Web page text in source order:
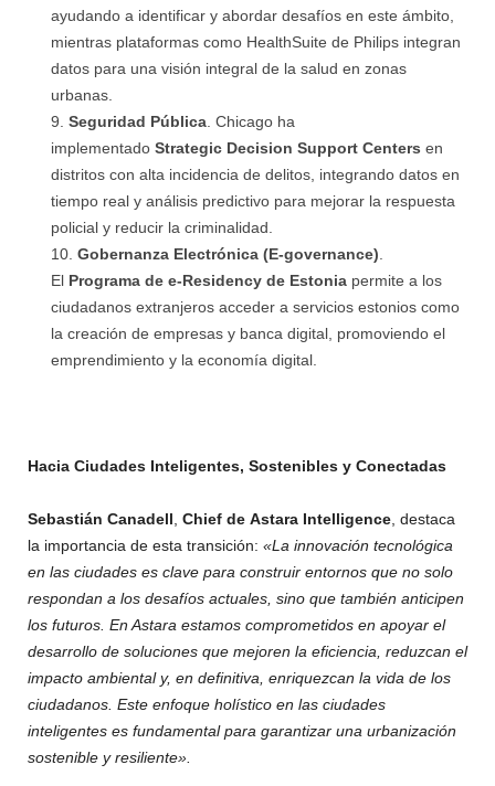
ayudando a identificar y abordar desafíos en este ámbito,
mientras plataformas como HealthSuite de Philips integran
datos para una visión integral de la salud en zonas
urbanas.
Seguridad Pública . Chicago ha
implementado Strategic Decision Support Centers en
distritos con alta incidencia de delitos, integrando datos en
tiempo real y análisis predictivo para mejorar la respuesta
policial y reducir la criminalidad.
Gobernanza Electrónica (E-governance)
El Programa de e-Residency de Estonia permite a los
ciudadanos extranjeros acceder a servicios estonios como
la creación de empresas y banca digital, promoviendo el
emprendimiento y la economía digital.
Hacia Ciudades Inteligentes, Sostenibles y Conectadas
Sebastián Canadell Chief de Astara Intelligence , destaca
la importancia de esta transición: «La innovación tecnológica
en las ciudades es clave para construir entornos que no solo
respondan a los desafíos actuales, sino que también anticipen
los futuros. En Astara estamos comprometidos en apoyar el
desarrollo de soluciones que mejoren la eficiencia, reduzcan el
impacto ambiental y, en definitiva, enriquezcan la vida de los
ciudadanos. Este enfoque holístico en las ciudades
inteligentes es fundamental para garantizar una urbanización
sostenible y resiliente».